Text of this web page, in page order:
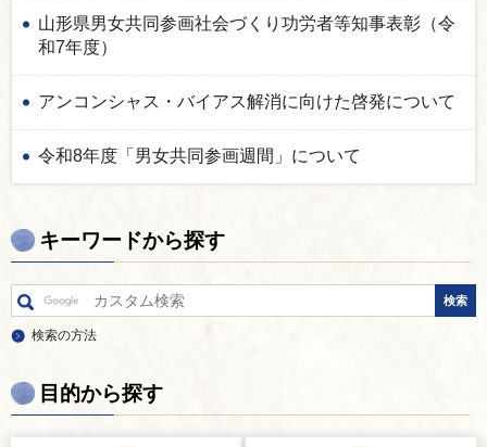
山形県男女共同参画社会づくり功労者等知事表彰（令
和7年度）
アンコンシャス・バイアス解消に向けた啓発について
令和8年度「男女共同参画週間」について
キーワードから探す
検索の方法
目的から探す